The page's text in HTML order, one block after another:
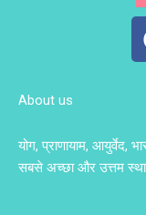
About us
योग, प्राणायाम, आयुर्वेद,
सबसे अच्छा और उत्तम